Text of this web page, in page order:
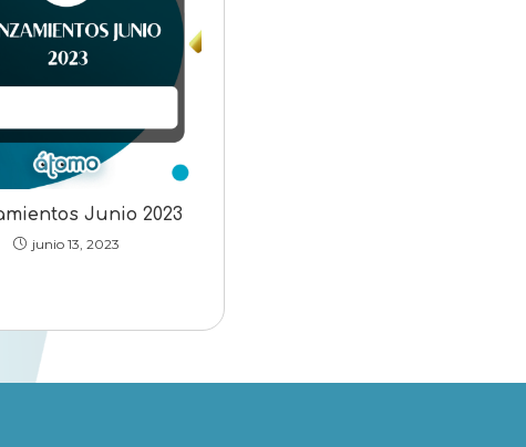
Junio 2023
junio 13, 2023